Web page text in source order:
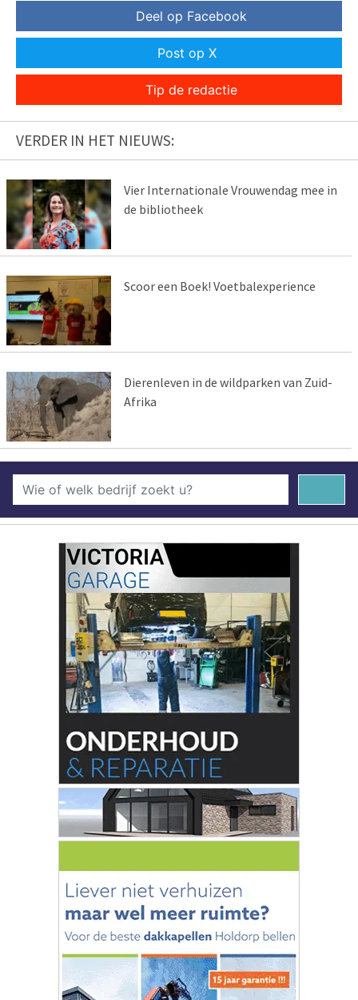
Deel op Facebook
Post op X
Tip de redactie
VERDER IN HET NIEUWS:
Vier Internationale Vrouwendag mee in
de bibliotheek
Scoor een Boek! Voetbalexperience
Dierenleven in de wildparken van Zuid-
Afrika